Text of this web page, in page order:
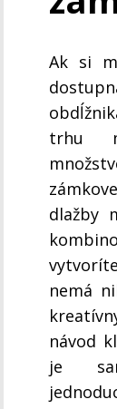
Ak si
trhu
dlažby
nemá
návod
je